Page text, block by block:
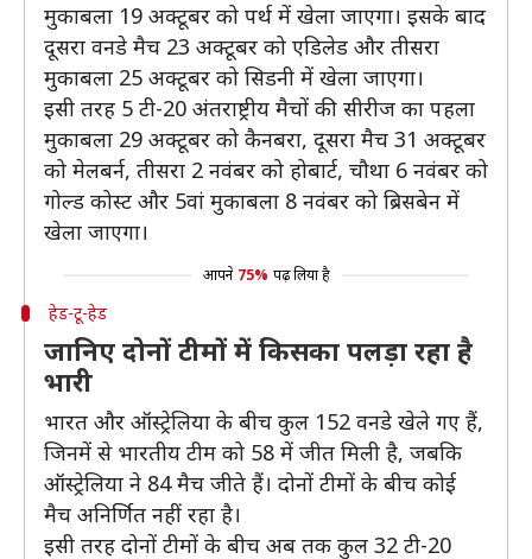
मुकाबला 19 अक्टूबर को पर्थ में खेला जाएगा। इसके बाद
दूसरा वनडे मैच 23 अक्टूबर को एडिलेड और तीसरा
मुकाबला 25 अक्टूबर को सिडनी में खेला जाएगा।
इसी तरह 5 टी-20 अंतराष्ट्रीय मैचों की सीरीज का पहला
मुकाबला 29 अक्टूबर को कैनबरा, दूसरा मैच 31 अक्टूबर
को मेलबर्न, तीसरा 2 नवंबर को होबार्ट, चौथा 6 नवंबर को
गोल्ड कोस्ट और 5वां मुकाबला 8 नवंबर को ब्रिसबेन में
खेला जाएगा।
आपने 75% पढ़ लिया है
हेड-टू-हेड
जानिए दोनों टीमों में किसका पलड़ा रहा है
भारी
भारत और ऑस्ट्रेलिया के बीच कुल 152 वनडे खेले गए हैं,
जिनमें से भारतीय टीम को 58 में जीत मिली है, जबकि
ऑस्ट्रेलिया ने 84 मैच जीते हैं। दोनों टीमों के बीच कोई
मैच अनिर्णित नहीं रहा है।
इसी तरह दोनों टीमों के बीच अब तक कुल 32 टी-20